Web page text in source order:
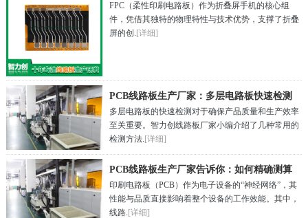
FPC（柔性印刷电路板​）作为折叠屏手机的核心组
件，凭借其独特的物理特性与技术优势，支撑了折叠
屏的创. [详细]
PCB线路板生产厂家：多层电路板快速检测
方法有哪些？
多层电路板的快速检测对于确保产品质量和生产效率
至关重要。智力创线路板厂家小编介绍了几种常用的
检测方法. [详细]
PCB线路板生产厂家告诉你：如何精确测算
PCB线路阻抗
印刷电路板（PCB）作为电子设备的“神经网络”，其
性能与品质直接影响着整个设备的工作效能。其中，
线路. [详细]